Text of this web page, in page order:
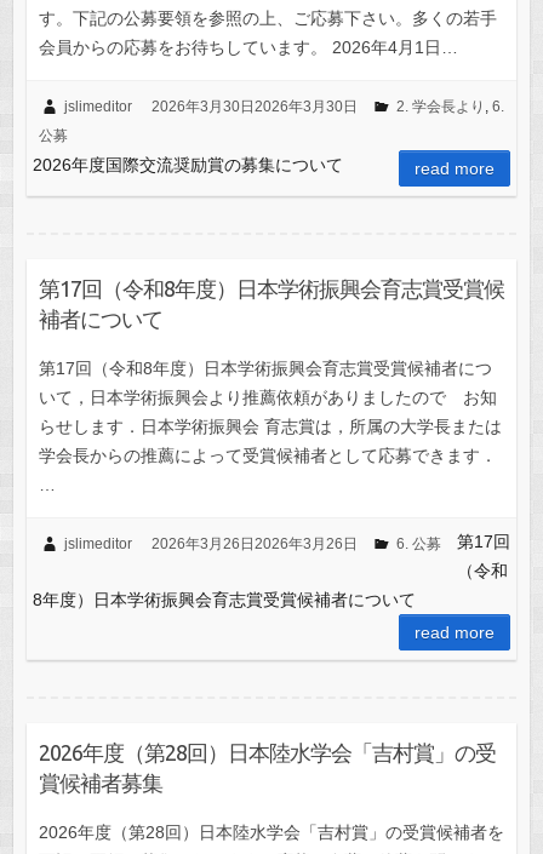
す。下記の公募要領を参照の上、ご応募下さい。多くの若手
会員からの応募をお待ちしています。 2026年4月1日…
jslimeditor 2026年3月30日2026年3月30日 2. 学会長より
6.
公募
2026年度国際交流奨励賞の募集について read more
第17回（令和8年度）日本学術振興会育志賞受賞候
補者について
第17回（令和8年度）日本学術振興会育志賞受賞候補者につ
いて，日本学術振興会より推薦依頼がありましたので お知
らせします．日本学術振興会 育志賞は，所属の大学長または
学会長からの推薦によって受賞候補者として応募できます．
jslimeditor 2026年3月26日2026年3月26日 6. 公募
第17回
（令和
8年度）日本学術振興会育志賞受賞候補者について
read more
2026年度（第28回）日本陸水学会「吉村賞」の受
賞候補者募集
2026年度（第28回）日本陸水学会「吉村賞」の受賞候補者を